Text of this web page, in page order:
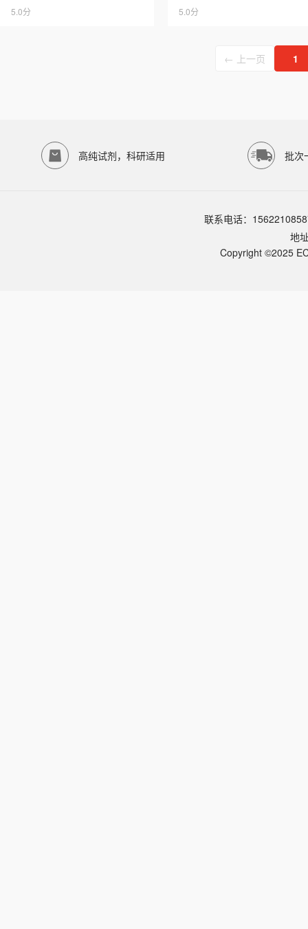
5.0分 5.0分
← 上一页 1
高纯试剂，科研适用 批次
联系电话：
地
Copyright ©2025